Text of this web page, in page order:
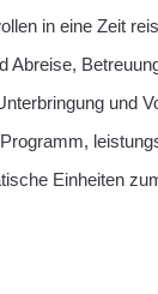
in eine Zeit
Abreise,
und
Einheiten